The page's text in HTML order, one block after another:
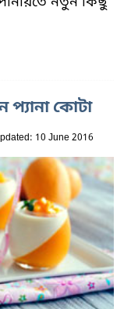
কোটা
10 June 2016